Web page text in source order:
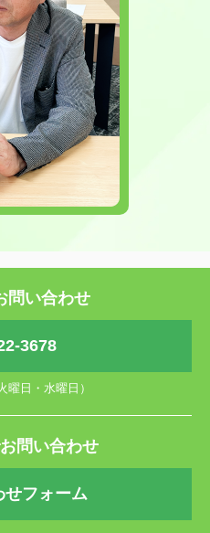
問い合わせ
3678
曜日・水曜日）
問い合わせ
せフォーム